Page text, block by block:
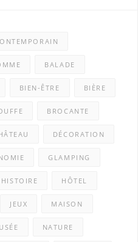
BALADE
BIEN-ÊTRE BIÈRE
BROCANTE
DÉCORATION
GLAMPING
HISTOIRE HÔTEL
JEUX MAISON
NATURE